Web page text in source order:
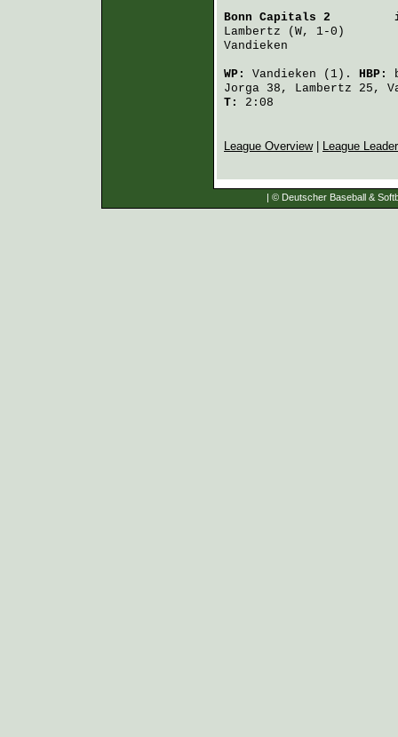
Bonn Capitals 2
Lambertz (W, 1-0)
Vandieken
WP: Vandieken (1). HBP:
Jorga 38, Lambertz 25,
T:
2:08
League Overview| League
| © Deutscher Baseball &